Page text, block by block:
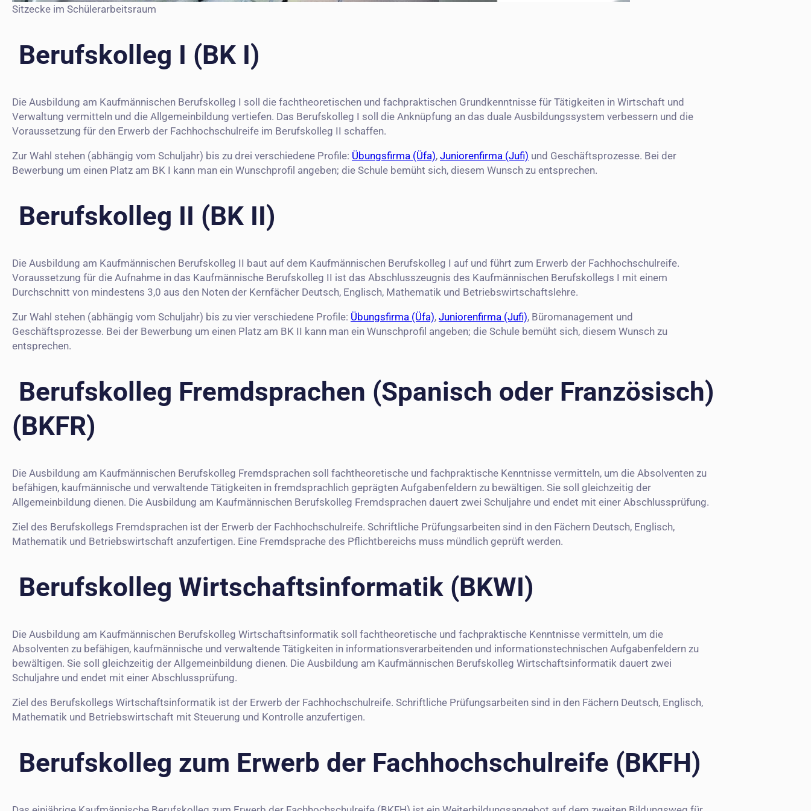
Sitzecke im Schülerarbeitsraum
Berufskolleg I (BK I)
Die Ausbildung am Kaufmännischen Berufskolleg I soll die fachtheoretischen und fachpraktischen Grundkenntnisse für Tätigkeiten in Wirtschaft und
Verwaltung vermitteln und die Allgemeinbildung vertiefen. Das Berufskolleg I soll die Anknüpfung an das duale Ausbildungssystem verbessern und die
Voraussetzung für den Erwerb der Fachhochschulreife im Berufskolleg II schaffen.
Zur Wahl stehen (abhängig vom Schuljahr) bis zu drei verschiedene Profile: Übungsfirma (Üfa), Juniorenfirma (Jufi) und Geschäftsprozesse. Bei der
Bewerbung um einen Platz am BK I kann man ein Wunschprofil angeben; die Schule bemüht sich, diesem Wunsch zu entsprechen.
Berufskolleg II (BK II)
Die Ausbildung am Kaufmännischen Berufskolleg II baut auf dem Kaufmännischen Berufskolleg I auf und führt zum Erwerb der Fachhochschulreife.
Voraussetzung für die Aufnahme in das Kaufmännische Berufskolleg II ist das Abschlusszeugnis des Kaufmännischen Berufskollegs I mit einem
Durchschnitt von mindestens 3,0 aus den Noten der Kernfächer Deutsch, Englisch, Mathematik und Betriebswirtschaftslehre.
Zur Wahl stehen (abhängig vom Schuljahr) bis zu vier verschiedene Profile: Übungsfirma (Üfa), Juniorenfirma (Jufi), Büromanagement und
Geschäftsprozesse. Bei der Bewerbung um einen Platz am BK II kann man ein Wunschprofil angeben; die Schule bemüht sich, diesem Wunsch zu
entsprechen.
Berufskolleg Fremdsprachen (Spanisch oder Französisch)
(BKFR)
Die Ausbildung am Kaufmännischen Berufskolleg Fremdsprachen soll fachtheoretische und fachpraktische Kenntnisse vermitteln, um die Absolventen zu
befähigen, kaufmännische und verwaltende Tätigkeiten in fremdsprachlich geprägten Aufgabenfeldern zu bewältigen. Sie soll gleichzeitig der
Allgemeinbildung dienen. Die Ausbildung am Kaufmännischen Berufskolleg Fremdsprachen dauert zwei Schuljahre und endet mit einer Abschlussprüfung.
Ziel des Berufskollegs Fremdsprachen ist der Erwerb der Fachhochschulreife. Schriftliche Prüfungsarbeiten sind in den Fächern Deutsch, Englisch,
Mathematik und Betriebswirtschaft anzufertigen. Eine Fremdsprache des Pflichtbereichs muss mündlich geprüft werden.
Berufskolleg Wirtschaftsinformatik (BKWI)
Die Ausbildung am Kaufmännischen Berufskolleg Wirtschaftsinformatik soll fachtheoretische und fachpraktische Kenntnisse vermitteln, um die
Absolventen zu befähigen, kaufmännische und verwaltende Tätigkeiten in informationsverarbeitenden und informationstechnischen Aufgabenfeldern zu
bewältigen. Sie soll gleichzeitig der Allgemeinbildung dienen. Die Ausbildung am Kaufmännischen Berufskolleg Wirtschaftsinformatik dauert zwei
Schuljahre und endet mit einer Abschlussprüfung.
Ziel des Berufskollegs Wirtschaftsinformatik ist der Erwerb der Fachhochschulreife. Schriftliche Prüfungsarbeiten sind in den Fächern Deutsch, Englisch,
Mathematik und Betriebswirtschaft mit Steuerung und Kontrolle anzufertigen.
Berufskolleg zum Erwerb der Fachhochschulreife (BKFH)